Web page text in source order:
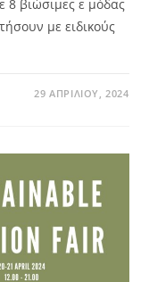
8 βιώσιμες ε μόδας
με ειδικούς
29 ΑΠΡΙΛΊΟΥ, 2024